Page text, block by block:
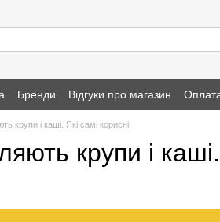
Бренди Відгуки про магазин
крупи і каші. Які самі корисні
крупи і каші.